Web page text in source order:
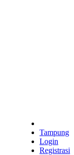
Tampung
Login
Registrasi